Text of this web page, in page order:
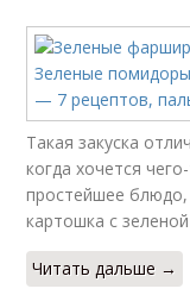
Такая закуска
когда хочется
простейшее блюдо,
картошка с
Читать дальше →